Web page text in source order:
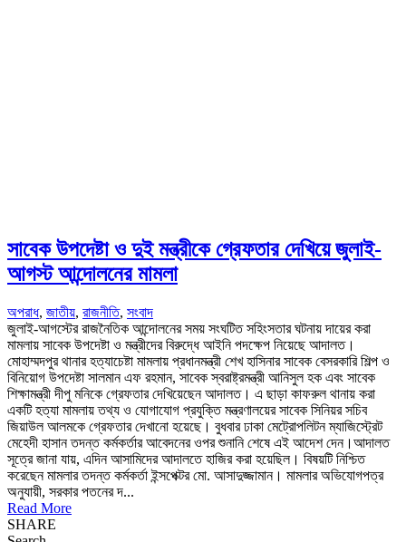
সাবেক উপদেষ্টা ও দুই মন্ত্রীকে গ্রেফতার দেখিয়ে জুলাই-
আগস্ট আন্দোলনের মামলা
অপরাধ, জাতীয়, রাজনীতি, সংবাদ
জুলাই-আগস্টের রাজনৈতিক আন্দোলনের সময় সংঘটিত সহিংসতার ঘটনায় দায়ের করা
মামলায় সাবেক উপদেষ্টা ও মন্ত্রীদের বিরুদ্ধে আইনি পদক্ষেপ নিয়েছে আদালত।
মোহাম্মদপুর থানার হত্যাচেষ্টা মামলায় প্রধানমন্ত্রী শেখ হাসিনার সাবেক বেসরকারি শিল্প ও
বিনিয়োগ উপদেষ্টা সালমান এফ রহমান, সাবেক স্বরাষ্ট্রমন্ত্রী আনিসুল হক এবং সাবেক
শিক্ষামন্ত্রী দীপু মনিকে গ্রেফতার দেখিয়েছেন আদালত। এ ছাড়া কাফরুল থানায় করা
একটি হত্যা মামলায় তথ্য ও যোগাযোগ প্রযুক্তি মন্ত্রণালয়ের সাবেক সিনিয়র সচিব
জিয়াউল আলমকে গ্রেফতার দেখানো হয়েছে। বুধবার ঢাকা মেট্রোপলিটন ম্যাজিস্ট্রেট
মেহেদী হাসান তদন্ত কর্মকর্তার আবেদনের ওপর শুনানি শেষে এই আদেশ দেন।আদালত
সূত্রে জানা যায়, এদিন আসামিদের আদালতে হাজির করা হয়েছিল। বিষয়টি নিশ্চিত
করেছেন মামলার তদন্ত কর্মকর্তা ইন্সপেক্টর মো. আসাদুজ্জামান। মামলার অভিযোগপত্র
অনুযায়ী, সরকার পতনের দ...
Read More
SHARE